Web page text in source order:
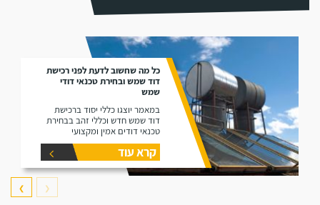
כל מה שחשוב לדעת לפני רכישת
דוד שמש ובחירת טכנאי דודי
שמש
במאמר יוצגו כללי יסוד ברכישת
דוד שמש חדש וכללי זהב בבחירת
טכנאי דודים אמין ומקצועי
קרא עוד
❮
❯